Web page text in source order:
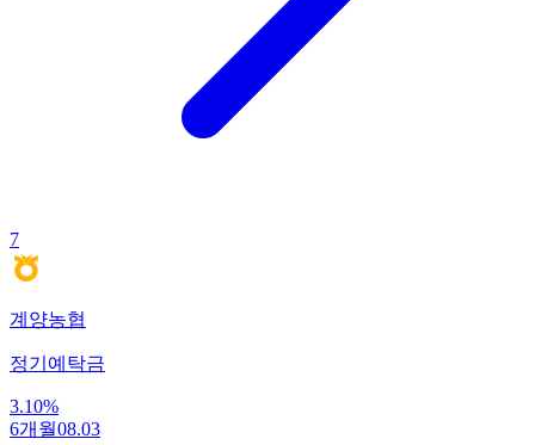
7
계양농협
정기예탁금
3.10%
6개월08.03